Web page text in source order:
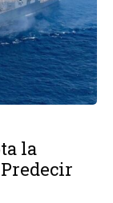
la